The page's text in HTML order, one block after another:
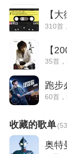
【
310首
【
35首
跑步
60首
收藏的歌单(
奥特